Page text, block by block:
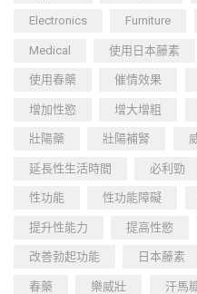
Electronics Furniture
Medical 使用日本藤素
使用春藥 催情效果
增加性慾 增大增粗
壯陽藥 壯陽補腎
延長性生活時間 必利勁
性功能 性功能障礙
提升性能力 提高性慾
改善勃起功能 日本藤素
春藥 樂威壯 汗馬